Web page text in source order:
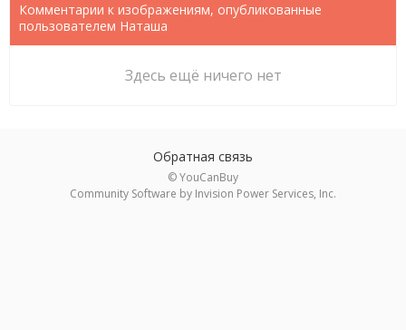
Комментарии к изображениям, опубликованные
пользователем Наташа
Здесь ещё ничего нет
Обратная связь
© YouCanBuy
Community Software by Invision Power Services, Inc.